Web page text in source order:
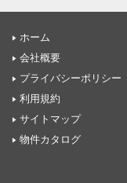
ホーム
会社概要
プライバシーポリシー
利用規約
サイトマップ
物件カタログ